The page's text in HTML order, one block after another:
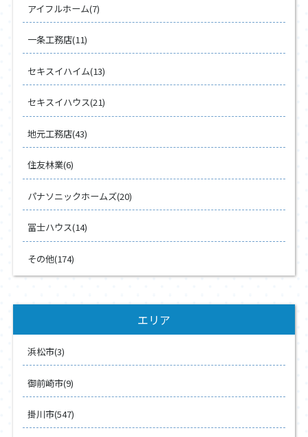
アイフルホーム(7)
一条工務店(11)
セキスイハイム(13)
セキスイハウス(21)
地元工務店(43)
住友林業(6)
パナソニックホームズ(20)
冨士ハウス(14)
その他(174)
エリア
浜松市(3)
御前崎市(9)
掛川市(547)